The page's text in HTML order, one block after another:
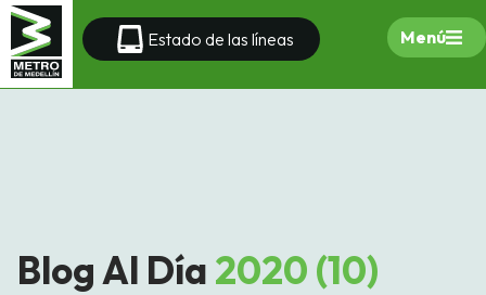
Estado de las líneas Menú
Blog Al Día 2020 (10)